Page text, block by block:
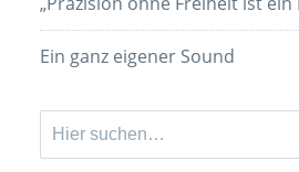
Ein ganz eigener Sound
Suchen
nach: